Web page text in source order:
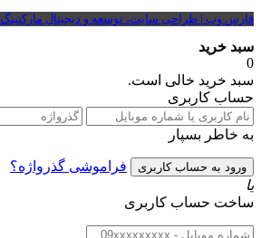
فارس وب | طراحی سایت، توسعه و دیجیتال مارکتینگ
سبد خرید
0
سبد خرید خالی است.
حساب کاربری
به خاطر بسپار
فراموشی گذرواژه؟
یا
ساخت حساب کاربری